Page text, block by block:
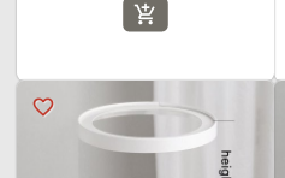
add_shopping_cart
favorite_border